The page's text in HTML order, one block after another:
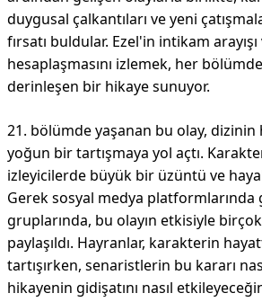
duygusal çalkantıları ve yeni
fırsatı buldular. Ezel'in intikam
hesaplaşmasını izlemek, her
derinleşen bir hikaye sunuyor.
21. bölümde yaşanan bu olay, dizinin
yoğun bir tartışmaya yol açtı.
izleyicilerde büyük bir üzüntü ve hayal
Gerek sosyal medya platformlarında
gruplarında, bu olayın etkisiyle
paylaşıldı. Hayranlar, karakterin
tartışırken, senaristlerin bu kararı
hikayenin gidişatını nasıl